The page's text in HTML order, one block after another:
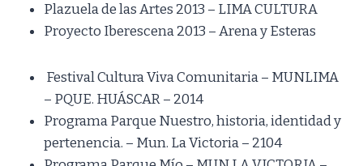
Plazuela de las Artes 2013 – LIMA CULTURA
Proyecto Iberescena 2013 – Arena y Esteras
Festival Cultura Viva Comunitaria – MUNLIMA
– PQUE. HUÁSCAR – 2014
Programa Parque Nuestro, historia, identidad y
pertenencia. – Mun. La Victoria – 2104